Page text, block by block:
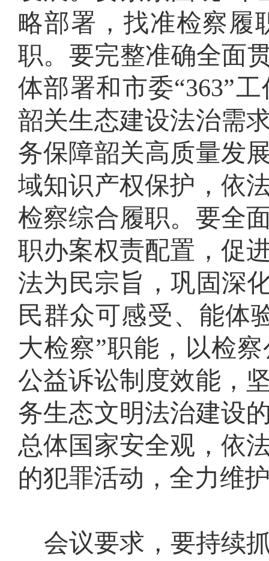
略部署，找准检察履
职。要完整准确全面
体部署和市委“363”
韶关生态建设法治需
务保障韶关高质量发
域知识产权保护，依
检察综合履职。要全
职办案权责配置，促
法为民宗旨，巩固深
民群众可感受、能体
大检察”职能，以检
公益诉讼制度效能，
务生态文明法治建设
总体国家安全观，依
的犯罪活动，全力维
会议要求，要持续